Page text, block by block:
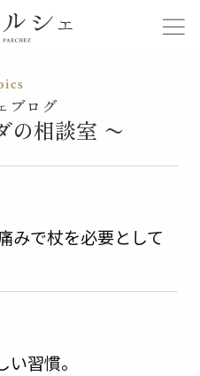
お知らせ・ブログ
で杖を必要として
習慣。
ブログ
の相談室 〜